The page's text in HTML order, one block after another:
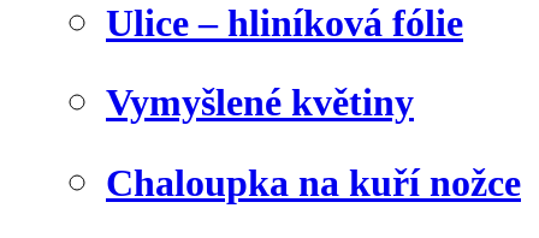
Ulice – hliníková fólie
Vymyšlené květiny
Chaloupka na kuří nožce